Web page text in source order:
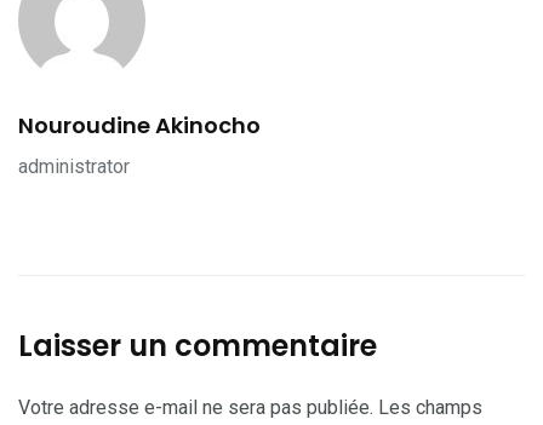
Nouroudine Akinocho
administrator
Laisser un commentaire
Votre adresse e-mail ne sera pas publiée. Les champs